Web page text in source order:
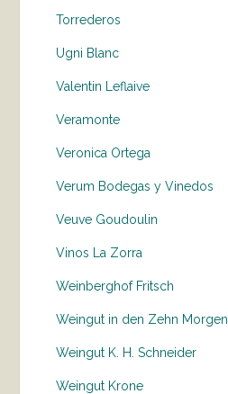
Torrederos
Ugni Blanc
Valentin Leflaive
Veramonte
Veronica Ortega
Verum Bodegas y Vinedos
Veuve Goudoulin
Vinos La Zorra
Weinberghof Fritsch
Weingut in den Zehn Morgen
Weingut K. H. Schneider
Weingut Krone